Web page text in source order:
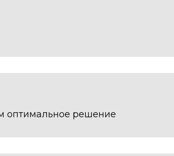
оптимальное решение